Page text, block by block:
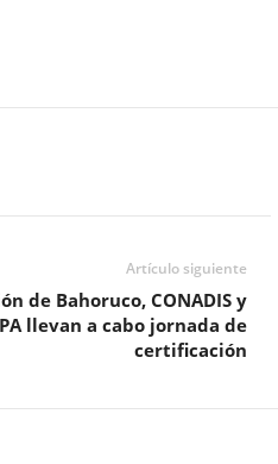
Artículo siguiente
de Bahoruco, CONADIS y
llevan a cabo jornada de
certificación